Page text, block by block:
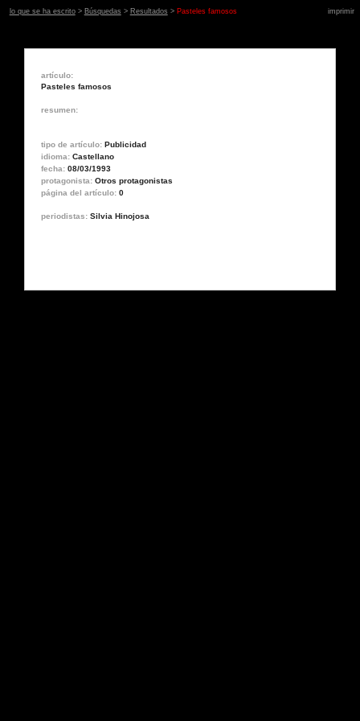
lo que se ha escrito> Búsquedas > Resultados > Pasteles famosos imprimir
artículo:
Pasteles famosos
resumen:
tipo de artículo: Publicidad
idioma: Castellano
fecha: 08/03/1993
protagonista: Otros protagonistas
página del artículo: 0
periodistas: Silvia Hinojosa